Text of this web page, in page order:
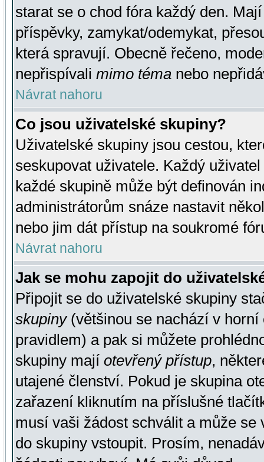
starat se o chod fóra každý den.
příspěvky, zamykat/odemykat,
která spravují. Obecně řečeno,
nepřispívali mimo téma nebo
Návrat nahoru
Co jsou uživatelské skupiny?
Uživatelské skupiny jsou cestou,
seskupovat uživatele. Každý
každé skupině může být definován
administrátorům snáze nastavit
nebo jim dát přístup na soukromé
Návrat nahoru
Jak se mohu zapojit do
Připojit se do uživatelské skupiny
skupiny(většinou se nachází v horní
pravidlem) a pak si můžete
skupiny mají otevřený přístup,
utajené členství. Pokud je skupina
zařazení kliknutím na příslušné
musí vaši žádost schválit a může se
do skupiny vstoupit. Prosím,